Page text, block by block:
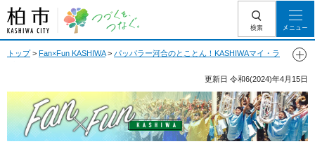
柏市 つづくを、
つなぐ。
検索 メニュー
トップ> Fan×Fun KASHIWA> パッパラー河合のとことん！KASHIWAマイ・ラ
更新日 令和6(2024)年4月15日